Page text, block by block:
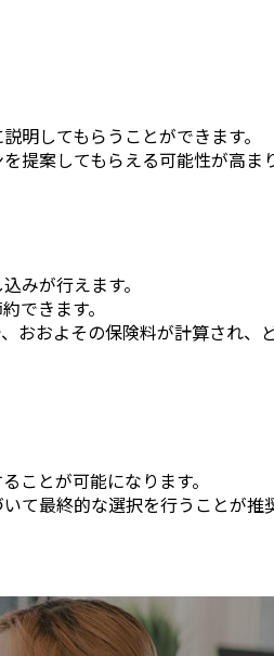
明してもらうことができます。
提案してもらえる可能性が高ま
みが行えます。
できます。
おおよその保険料が計算され、
ことが可能になります。
て最終的な選択を行うことが推